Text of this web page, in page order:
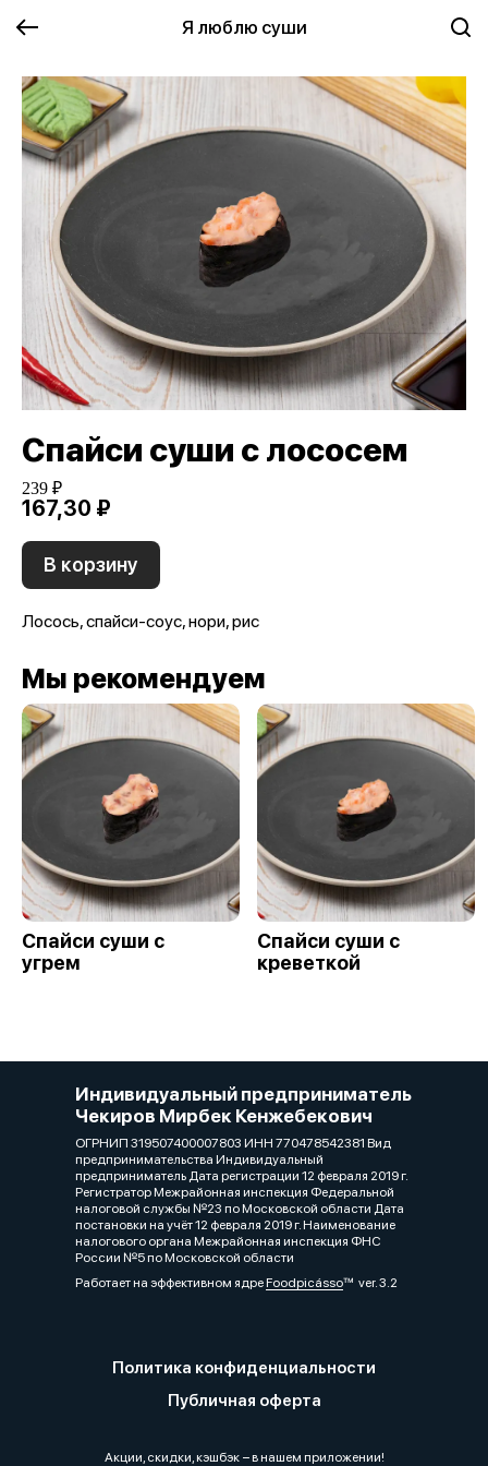
Я люблю суши
Спайси суши с лососем
239 ₽
167,30 ₽
В корзину
Лосось, спайси-соус, нори, рис
Мы рекомендуем
Спайси суши с
угрем
Спайси суши с
креветкой
Индивидуальный предприниматель
Чекиров Мирбек Кенжебекович
ОГРНИП 319507400007803 ИНН 770478542381 Вид
предпринимательства Индивидуальный
предприниматель Дата регистрации 12 февраля 2019 г.
Регистратор Межрайонная инспекция Федеральной
налоговой службы №23 по Московской области Дата
постановки на учёт 12 февраля 2019 г. Наименование
налогового органа Межрайонная инспекция ФНС
России №5 по Московской области
Работает на эффективном ядреFoodpicássover. 3.2
Политика конфиденциальности
Публичная оферта
Акции, скидки, кэшбэк − в нашем приложении!